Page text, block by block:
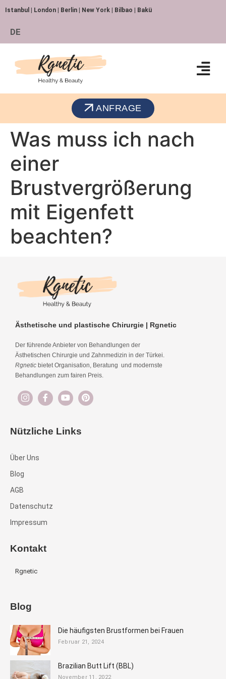
Istanbul | London | Berlin | New York | Bilbao | Bakü
DE
ANFRAGE
Was muss ich nach
einer
Brustvergrößerung
mit Eigenfett
beachten?
Ästhetische und plastische Chirurgie | Rgnetic
Der führende Anbieter von Behandlungen der
Ästhetischen Chirurgie und Zahnmedizin in der Türkei.
Rgnetic bietet Organisation, Beratung und modernste
Behandlungen zum fairen Preis.
Nützliche Links
Über Uns
Blog
AGB
Datenschutz
Impressum
Kontakt
Rgnetic
Blog
Die häufigsten Brustformen bei Frauen
Februar 21, 2024
Brazilian Butt Lift (BBL)
November 11, 2022